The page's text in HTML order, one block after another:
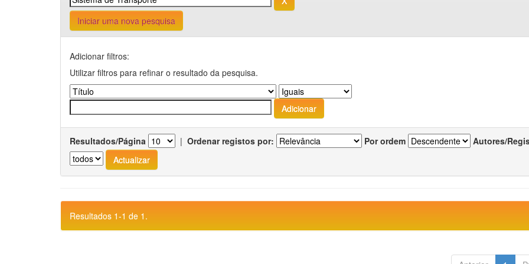
Iniciar uma nova pesquisa
Adicionar filtros:
Utilizar filtros para refinar o resultado da pesquisa.
Resultados/Página | Ordenar registos por: Por ordem Autores/
Resultados 1-1 de 1.